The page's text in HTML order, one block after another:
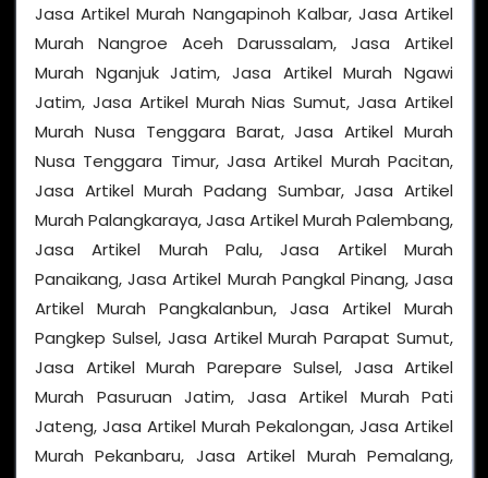
Jasa Artikel Murah Nangapinoh Kalbar, Jasa Artikel
Murah Nangroe Aceh Darussalam, Jasa Artikel
Murah Nganjuk Jatim, Jasa Artikel Murah Ngawi
Jatim, Jasa Artikel Murah Nias Sumut, Jasa Artikel
Murah Nusa Tenggara Barat, Jasa Artikel Murah
Nusa Tenggara Timur, Jasa Artikel Murah Pacitan,
Jasa Artikel Murah Padang Sumbar, Jasa Artikel
Murah Palangkaraya, Jasa Artikel Murah Palembang,
Jasa Artikel Murah Palu, Jasa Artikel Murah
Panaikang, Jasa Artikel Murah Pangkal Pinang, Jasa
Artikel Murah Pangkalanbun, Jasa Artikel Murah
Pangkep Sulsel, Jasa Artikel Murah Parapat Sumut,
Jasa Artikel Murah Parepare Sulsel, Jasa Artikel
Murah Pasuruan Jatim, Jasa Artikel Murah Pati
Jateng, Jasa Artikel Murah Pekalongan, Jasa Artikel
Murah Pekanbaru, Jasa Artikel Murah Pemalang,